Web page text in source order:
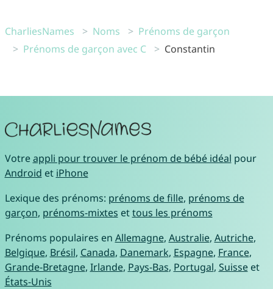
CharliesNames Noms
Prénoms de garçon
Prénoms de garçon avec C
Constantin
Votreappli pour trouver le prénom de bébé idéal pour
Android et iPhone
Lexique des prénoms: prénoms de fille, prénoms de
garçon, prénoms-mixtes ettous les prénoms
Prénoms populaires en Allemagne, Australie, Autriche,
Belgique, Brésil, Canada, Danemark, Espagne, France,
Grande-Bretagne, Irlande, Pays-Bas, Portugal, Suisseet
États-Unis